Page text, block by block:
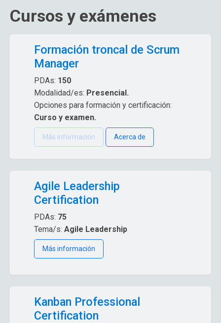
Cursos y exámenes
Formación troncal de Scrum
Manager
PDAs: 150
Modalidad/es: Presencial.
Opciones para formación y certificación:
Curso y examen.
Más información Acerca de
Agile Leadership
Certification
PDAs: 75
Tema/s: Agile Leadership
Más información
Kanban Professional
Certification